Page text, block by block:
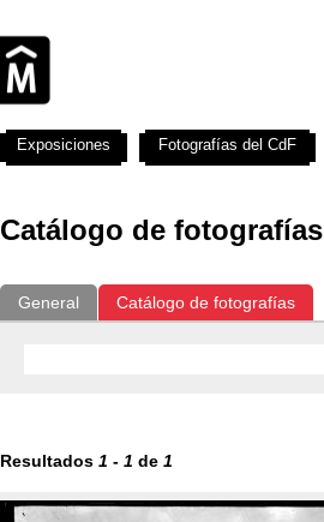
Catálogo de fotografías
General Catálogo de fotografías
Resultados 1 - 1 de 1
Exposiciones Fotografías del CdF